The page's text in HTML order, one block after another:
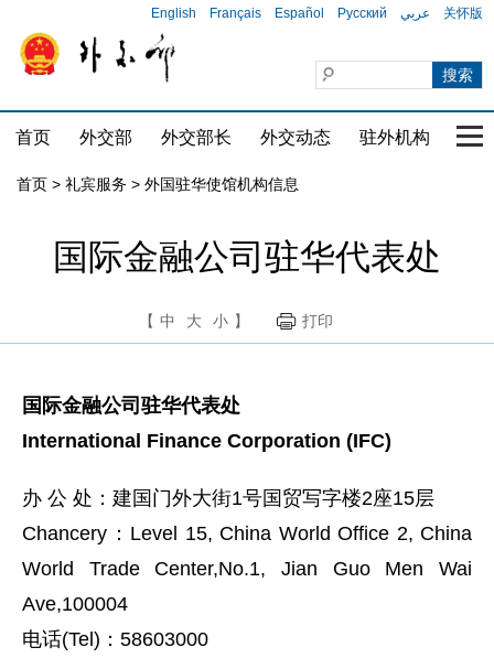
English Français Español Русский عربي 关怀版
首页 外交部 外交部长 外交动态 驻外机构 国
首页 > 礼宾服务 > 外国驻华使馆机构信息
国际金融公司驻华代表处
【 中 大 小 】 打印
国际金融公司驻华代表处
International Finance Corporation (IFC)
办 公 处：建国门外大街1号国贸写字楼2座15层
Chancery：Level 15, China World Office 2, China
World Trade Center,No.1, Jian Guo Men Wai
Ave,100004
电话(Tel)：58603000